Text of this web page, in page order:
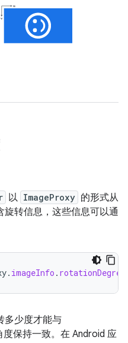
以 ImageProxy 的形式从
转信息，这些信息可以通
. imageInfo .
多少度才能与
度保持一致。在 Android 应